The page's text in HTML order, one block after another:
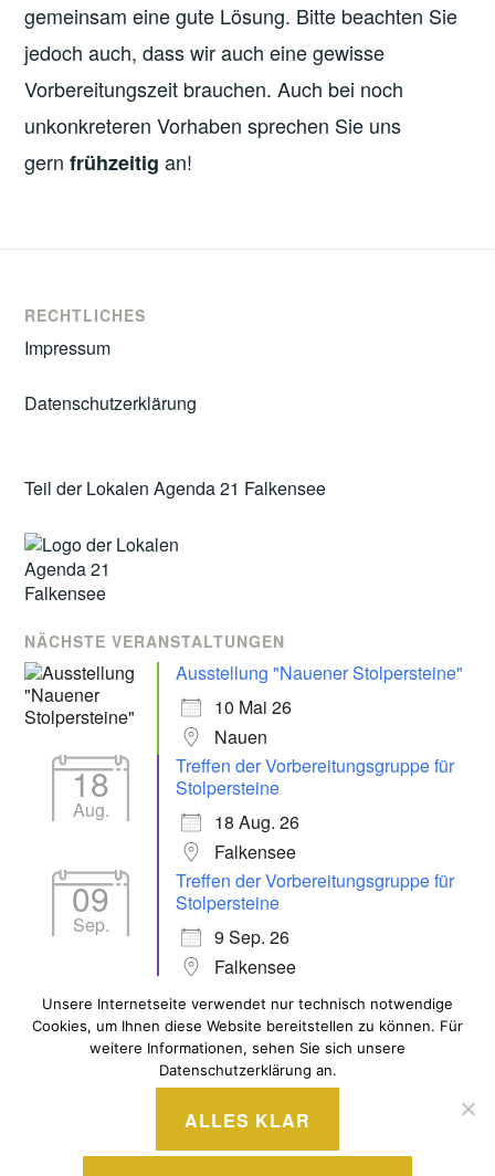
gemeinsam eine gute Lösung. Bitte beachten Sie
jedoch auch, dass wir auch eine gewisse
Vorbereitungszeit brauchen. Auch bei noch
unkonkreteren Vorhaben sprechen Sie uns
gernfrühzeitig an!
RECHTLICHES
Impressum
Datenschutzerklärung
Teil der Lokalen Agenda 21 Falkensee
NÄCHSTE VERANSTALTUNGEN
Ausstellung "Nauener Stolpersteine"
10 Mai 26
Nauen
18
Aug.
Treffen der Vorbereitungsgruppe für
Stolpersteine
18 Aug. 26
Falkensee
09
Sep.
Treffen der Vorbereitungsgruppe für
Stolpersteine
9 Sep. 26
Falkensee
ALLE VERANSTALTUNGEN
Unsere Internetseite verwendet nur technisch notwendige
Cookies, um Ihnen diese Website bereitstellen zu können. Für
weitere Informationen, sehen Sie sich unsere
Datenschutzerklärung an.
ALLES KLAR